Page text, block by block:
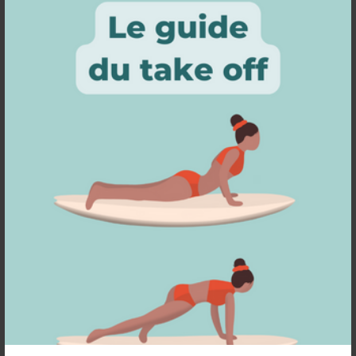
bien pouvoir faire du surfskate et maintenant je
vois des spots partout. Je trouve des nouveaux
endroits et j'analyse chaque surface. N'hésite pas
à t'aider de Google Maps en mode satellite pour
trouver des surfaces bétonnées autour de chez
Sécurité et protections
Rien ne t'oblige à mettre un casque et/ou des
protections si tu n'en as pas envie. Mais sache
que cela peut vraiment te permettre de te sentir
bobos. En entraînement surf on tombe peu et on
se fait rarement mal. Pour moi ce sont les
coudières et les protège-poignets qui sont les
plus importants (pour l'entraînement surfskate),